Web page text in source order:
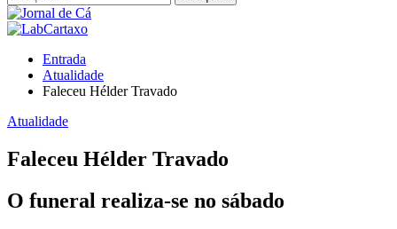
Entrada
Atualidade
Faleceu Hélder Travado
Atualidade
Faleceu Hélder Travado
O funeral realiza-se no sábado